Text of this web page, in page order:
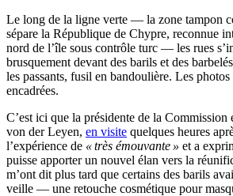
Le long de la ligne verte — la zone tampon
sépare la République de Chypre, reconnue
nord de l’île sous contrôle turc — les rues
brusquement devant des barils et des
les passants, fusil en bandoulière. Les
encadrées.
C’est ici que la présidente de la Commission
von der Leyen, en visite quelques heures
l’expérience de « très émouvante » et a
puisse apporter un nouvel élan vers la
m’ont dit plus tard que certains des barils
veille — une retouche cosmétique pour